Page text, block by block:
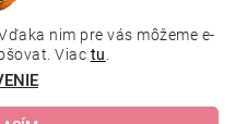
| Online kosmetické kurzy |
Baché
nim pre vás môžeme e-
Viac tu